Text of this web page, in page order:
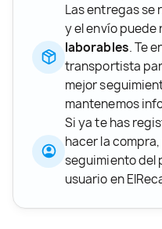
Las entregas se
y el envío
laborables. Te
transportista
mejor
mantenemos
Si ya te has
hacer la
seguimiento del
usuario en